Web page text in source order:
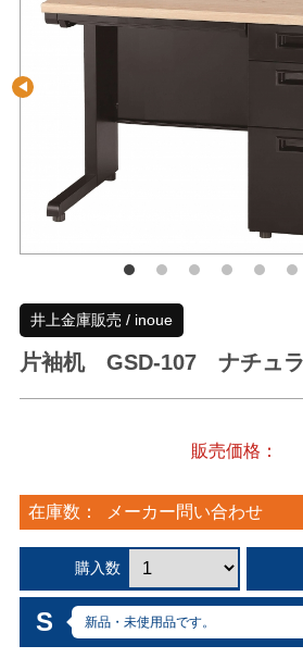
井上金庫販売 / inoue
片袖机 GSD-107 ナチュラ
販売価格
在庫数： メーカー問い合わせ
購入数
S 新品・未使用品です。